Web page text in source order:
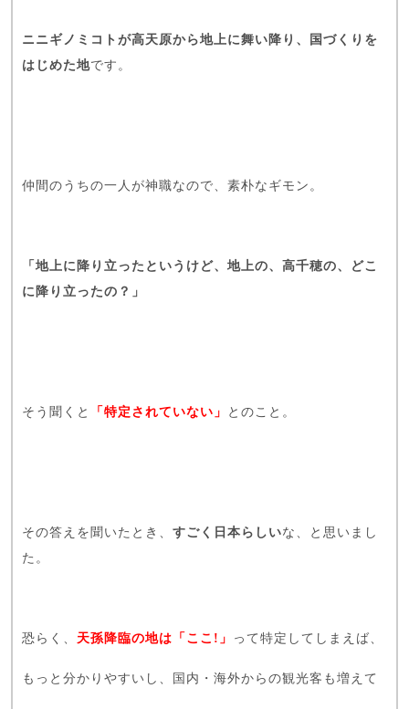
ニニギノミコトが高天原から地上に舞い降り、国づくりを
はじめた地です。
仲間のうちの一人が神職なので、素朴なギモン。
「地上に降り立ったというけど、地上の、高千穂の、どこ
に降り立ったの？」
そう聞くと 「特定されていない」 とのこと。
その答えを聞いたとき、 すごく日本らしいな、と思いまし
た。
恐らく、 天孫降臨の地は 「ここ!」 って特定してしまえば、
もっと分かりやすいし、国内・海外からの観光客も増えて